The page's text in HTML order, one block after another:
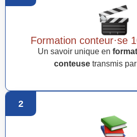
Formation conteur·se
Un savoir unique en
conteuse transmis
2